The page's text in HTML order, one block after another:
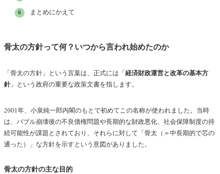
まとめにかえて
骨太の方針って何？いつから言われ始めたのか
「骨太の方針」という言葉は、正式には「 経済財政運営と改革の基本方
針 」という政府の重要な政策文書を指します。
2001年、小泉純一郎内閣のもとで初めてこの名称が使われました。当時
は、バブル崩壊後の不良債権問題や長期的な財政悪化、社会保障制度の持
続可能性が課題とされており、それらに対して「骨太（＝中長期的で芯の
通った）」な方針を示すという意図がありました。
骨太の方針の主な目的